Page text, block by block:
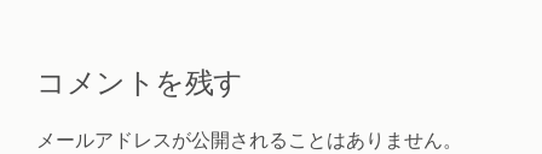
コメントを残す
メールアドレスが公開されることはありません。